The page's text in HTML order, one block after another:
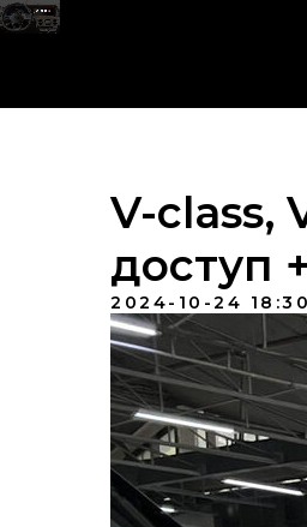
V-class,
доступ
2024-10-24 18:30